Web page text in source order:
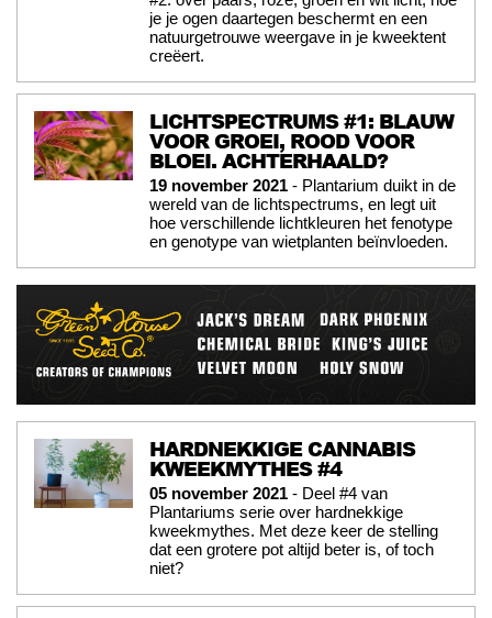
je je ogen daartegen beschermt en een
natuurgetrouwe weergave in je kweektent
creëert.
LICHTSPECTRUMS #1: BLAUW
VOOR GROEI, ROOD VOOR
BLOEI. ACHTERHAALD?
19 november 2021 - Plantarium duikt in de
wereld van de lichtspectrums, en legt uit
hoe verschillende lichtkleuren het fenotype
en genotype van wietplanten beïnvloeden.
HARDNEKKIGE CANNABIS
KWEEKMYTHES #4
05 november 2021 - Deel #4 van
Plantariums serie over hardnekkige
kweekmythes. Met deze keer de stelling
dat een grotere pot altijd beter is, of toch
niet?